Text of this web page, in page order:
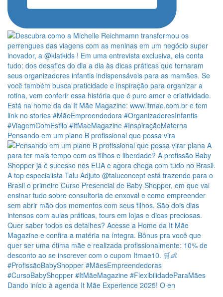
Pensando em um plano B profissional que possa vira
Dando início à agenda It Mãe Experience 2025! O en